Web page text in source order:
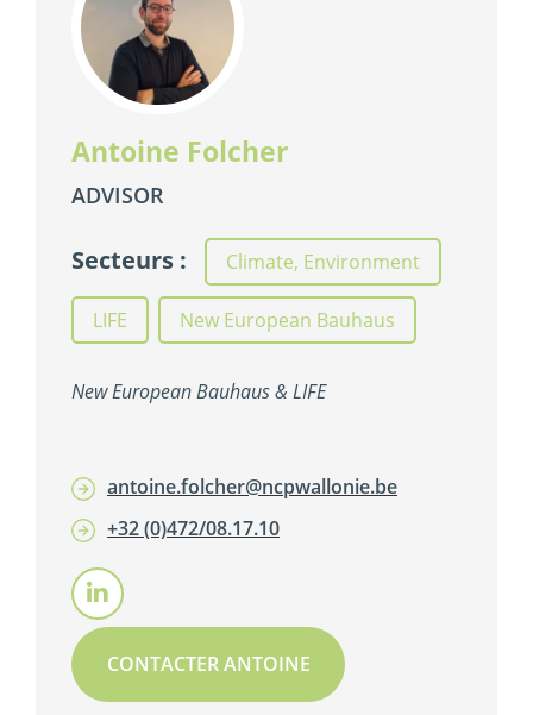
Antoine Folcher
ADVISOR
Secteurs : Climate, Environment
LIFE New European Bauhaus
New European Bauhaus & LIFE
antoine.folcher@ncpwallonie.be
+32 (0)472/08.17.10
CONTACTER ANTOINE